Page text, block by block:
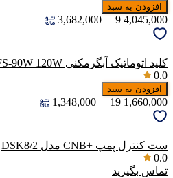
افزودن به سبد
4,045,000
9
3,682,000
کلید اتوماتیک آبگرمکنی FS-90W 120W
0.0
افزودن به سبد
1,660,000
19
1,348,000
ست کنترل پمپ +CNB مدل DSK8/2
0.0
تماس بگیرید